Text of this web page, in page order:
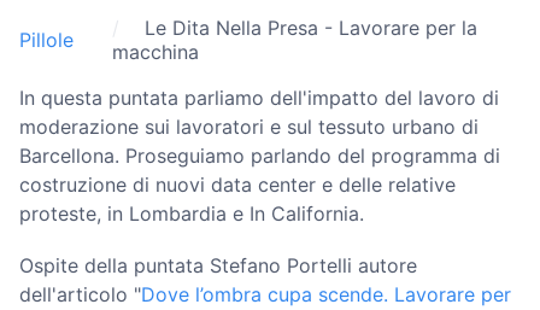
Pillole
Le Dita Nella Presa - Lavorare per la
macchina
In questa puntata parliamo dell'impatto del lavoro di
moderazione sui lavoratori e sul tessuto urbano di
Barcellona. Proseguiamo parlando del programma di
costruzione di nuovi data center e delle relative
proteste, in Lombardia e In California.
Ospite della puntata Stefano Portelli autore
dell'articolo "Dove l’ombra cupa scende. Lavorare per